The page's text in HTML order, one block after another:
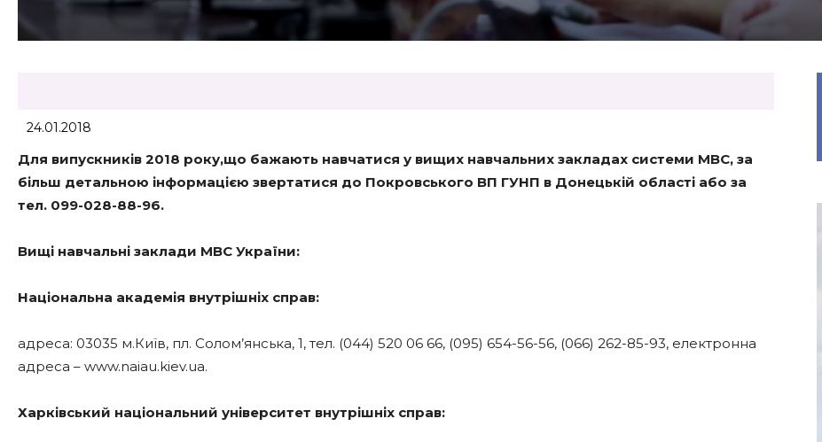
24.01.2018
Для випускників 2018 року,що бажають навчатися у вищих навчальних закладах системи МВС, за
більш детальною інформацією звертатися до Покровського ВП ГУНП в Донецькій області або за
тел. 099-028-88-96.
Вищі навчальні заклади МВС України:
Національна академія внутрішніх справ:
адреса: 03035 м.Київ, пл. Солом’янська, 1, тел. (044) 520 06 66, (095) 654-56-56, (066) 262-85-93, електронна
адреса – www.naiau.kiev.ua.
Харківський національний університет внутрішніх справ: